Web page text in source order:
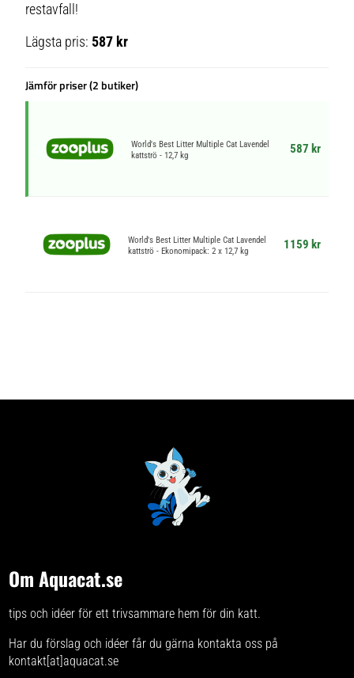
restavfall!
Lägsta pris:587 kr
Jämför priser (2 butiker)
World's Best Litter Multiple Cat Lavendel
kattströ - 12,7 kg
587 kr
World's Best Litter Multiple Cat Lavendel
kattströ - Ekonomipack: 2 x 12,7 kg
1159 kr
Om Aquacat.se
tips och idéer för ett trivsammare hem för din katt.
Har du förslag och idéer får du gärna kontakta oss på
kontakt[at]aquacat.se